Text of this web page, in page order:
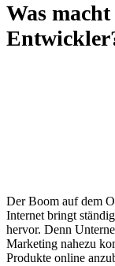
Was
Der Boom auf dem
Internet bringt
hervor. Denn
Marketing nahezu
Produkte online